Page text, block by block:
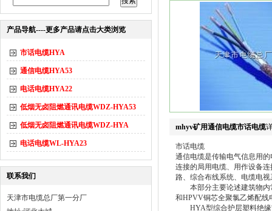
产品导航----更多产品请点击大类浏览
市话电缆HYA
通信电缆HYA53
电话电缆HYA22
低烟无卤阻燃通讯电缆WDZ-HYA53
低烟无卤阻燃通讯电缆WDZ-HYA
电话电缆WL-HYA23
联系我们
天津市电缆总厂第一分厂
mhyv矿用通信电缆市话电缆
市话电缆
通信电缆是传输电气信息用
连接的局用电缆、用作设备
路、综合布线系统、电缆电视
本部分主要论述建筑物内
和HPVV铜芯全聚氯乙烯配线
HYA型综合护层塑料绝缘